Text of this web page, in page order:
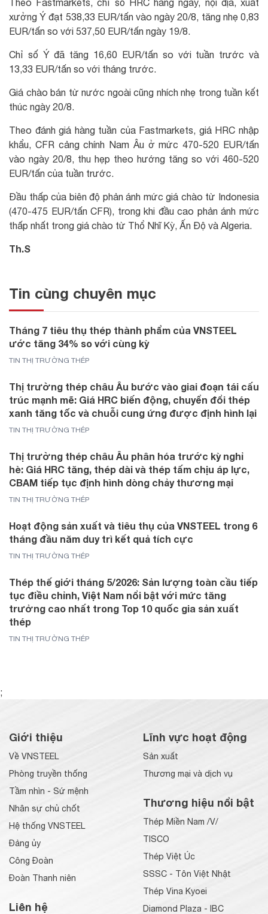
Theo Fastmarkets, chỉ số HRC hàng ngày, nội địa, xuất
xưởng Ý đạt 538,33 EUR/tấn vào ngày 20/8, tăng nhẹ 0,83
EUR/tấn so với 537,50 EUR/tấn ngày 19/8.
Chỉ số Ý đã tăng 16,60 EUR/tấn so với tuần trước và
13,33 EUR/tấn so với tháng trước.
Giá chào bán từ nước ngoài cũng nhích nhẹ trong tuần kết
thúc ngày 20/8.
Theo đánh giá hàng tuần của Fastmarkets, giá HRC nhập
khẩu, CFR cảng chính Nam Âu ở mức 470-520 EUR/tấn
vào ngày 20/8, thu hẹp theo hướng tăng so với 460-520
EUR/tấn của tuần trước.
Đầu thấp của biên độ phản ánh mức giá chào từ Indonesia
(470-475 EUR/tấn CFR), trong khi đầu cao phản ánh mức
thấp nhất trong giá chào từ Thổ Nhĩ Kỳ, Ấn Độ và Algeria.
Th.S
Tin cùng chuyên mục
Tháng 7 tiêu thụ thép thành phẩm của VNSTEEL
ước tăng 34% so với cùng kỳ
TIN THỊ TRƯỜNG THÉP
Thị trường thép châu Âu bước vào giai đoạn tái cấu
trúc mạnh mẽ: Giá HRC biến động, chuyển đổi thép
xanh tăng tốc và chuỗi cung ứng được định hình lại
TIN THỊ TRƯỜNG THÉP
Thị trường thép châu Âu phân hóa trước kỳ nghỉ
hè: Giá HRC tăng, thép dài và thép tấm chịu áp lực,
CBAM tiếp tục định hình dòng chảy thương mại
TIN THỊ TRƯỜNG THÉP
Hoạt động sản xuất và tiêu thụ của VNSTEEL trong 6
tháng đầu năm duy trì kết quả tích cực
TIN THỊ TRƯỜNG THÉP
Thép thế giới tháng 5/2026: Sản lượng toàn cầu tiếp
tục điều chỉnh, Việt Nam nổi bật với mức tăng
trưởng cao nhất trong Top 10 quốc gia sản xuất
thép
TIN THỊ TRƯỜNG THÉP
;
Giới thiệu
Về VNSTEEL
Phòng truyền thống
Tầm nhìn - Sứ mệnh
Nhân sự chủ chốt
Hệ thống VNSTEEL
Đảng ủy
Công Đoàn
Đoàn Thanh niên
Liên hệ
Lĩnh vực hoạt động
Sản xuất
Thương mại và dịch vụ
Thương hiệu nổi bật
Thép Miền Nam /V/
TISCO
Thép Việt Úc
SSSC - Tôn Việt Nhật
Thép Vina Kyoei
Diamond Plaza - IBC